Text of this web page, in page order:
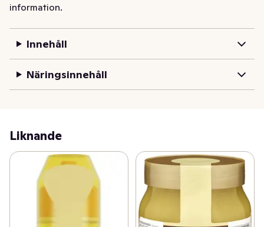
information.
Innehåll
Näringsinnehåll
Liknande